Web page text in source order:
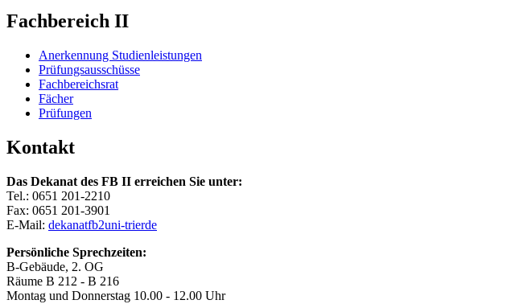
Fachbereich II
Anerkennung Studienleistungen
Prüfungsausschüsse
Fachbereichsrat
Fächer
Prüfungen
Kontakt
Das Dekanat des FB II erreichen Sie unter:
Tel.: 0651 201-2210
Fax: 0651 201-3901
E-Mail: dekanatfb2uni-trierde
Persönliche Sprechzeiten:
B-Gebäude, 2. OG
Räume B 212 - B 216
Montag und Donnerstag 10.00 - 12.00 Uhr